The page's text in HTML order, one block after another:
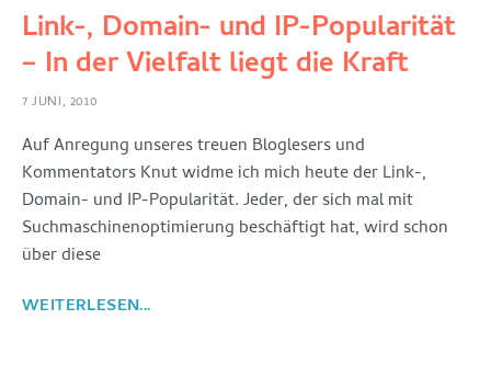
Link-, Domain- und IP-Popularität
– In der Vielfalt liegt die Kraft
7 JUNI, 2010
Auf Anregung unseres treuen Bloglesers und
Kommentators Knut widme ich mich heute der Link-,
Domain- und IP-Popularität. Jeder, der sich mal mit
Suchmaschinenoptimierung beschäftigt hat, wird schon
über diese
WEITERLESEN...